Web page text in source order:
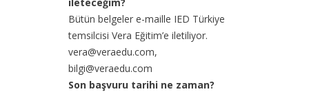
Bütün belgeler e-maille IED Türkiye
temsilcisi Vera Eğitim’e iletiliyor.
vera@veraedu.com,
bilgi@veraedu.com
Son başvuru tarihi ne zaman?